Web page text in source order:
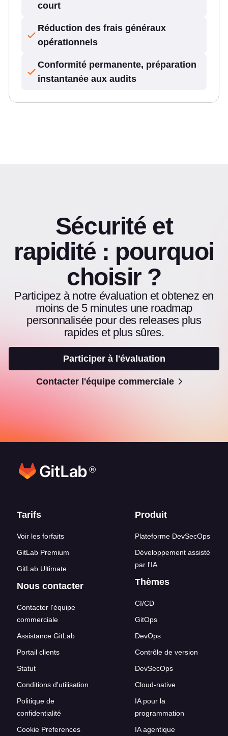
court
Réduction des frais généraux
opérationnels
Conformité permanente, préparation
instantanée aux audits
Sécurité et
rapidité : pourquoi
choisir ?
Participez à notre évaluation et obtenez en
moins de 5 minutes une roadmap
personnalisée pour des releases plus
rapides et plus sûres.
Participer à l'évaluation
Contacter l'équipe commerciale
®
Liens en bas de page
Tarifs
Voir les forfaits
GitLab Premium
GitLab Ultimate
Nous contacter
Contacter l'équipe
commerciale
Assistance GitLab
Portail clients
Statut
Conditions d'utilisation
Politique de
confidentialité
Cookie Preferences
Produit
Plateforme DevSecOps
Développement assisté
par l'IA
Thèmes
CI/CD
GitOps
DevOps
Contrôle de version
DevSecOps
Cloud-native
IA pour la
programmation
IA agentique